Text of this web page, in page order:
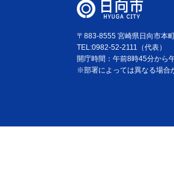
〒883-8555 宮崎県日向市本
TEL:0982-52-2111（代表）
開庁時間：午前8時45分から
※部署によっては異なる場合